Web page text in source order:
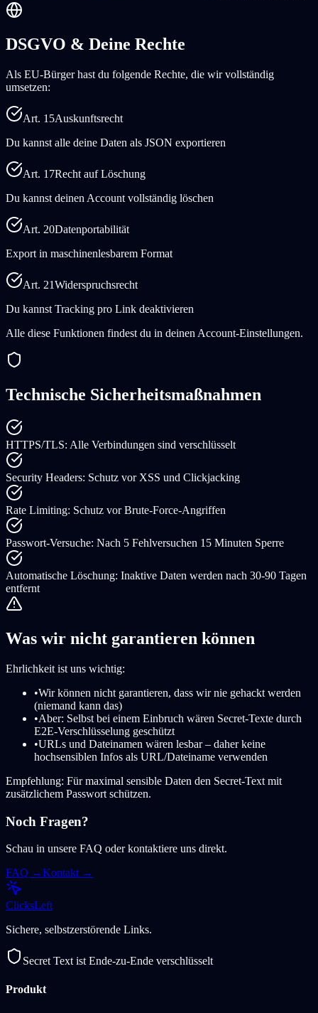
DSGVO & Deine Rechte
Als EU-Bürger hast du folgende Rechte, die wir vollständig
umsetzen:
Art. 15Auskunftsrecht
Du kannst alle deine Daten als JSON exportieren
Art. 17Recht auf Löschung
Du kannst deinen Account vollständig löschen
Art. 20Datenportabilität
Export in maschinenlesbarem Format
Art. 21Widerspruchsrecht
Du kannst Tracking pro Link deaktivieren
Alle diese Funktionen findest du in deinen Account-Einstellungen.
Technische Sicherheitsmaßnahmen
HTTPS/TLS: Alle Verbindungen sind verschlüsselt
Security Headers: Schutz vor XSS und Clickjacking
Rate Limiting: Schutz vor Brute-Force-Angriffen
Passwort-Versuche: Nach 5 Fehlversuchen 15 Minuten Sperre
Automatische Löschung: Inaktive Daten werden nach 30-90 Tagen
entfernt
Was wir nicht garantieren können
Ehrlichkeit ist uns wichtig:
•Wir können nicht garantieren, dass wir nie gehackt werden
(niemand kann das)
•Aber: Selbst bei einem Einbruch wären Secret-Texte durch
E2E-Verschlüsselung geschützt
•URLs und Dateinamen wären lesbar – daher keine
hochsensiblen Infos als URL/Dateiname verwenden
Empfehlung: Für maximal sensible Daten den Secret-Text mit
zusätzlichem Passwort schützen.
Noch Fragen?
Schau in unsere FAQ oder kontaktiere uns direkt.
FAQ →Kontakt →
ClicksLeft
Sichere, selbstzerstörende Links.
Secret Text ist Ende-zu-Ende verschlüsselt
Produkt